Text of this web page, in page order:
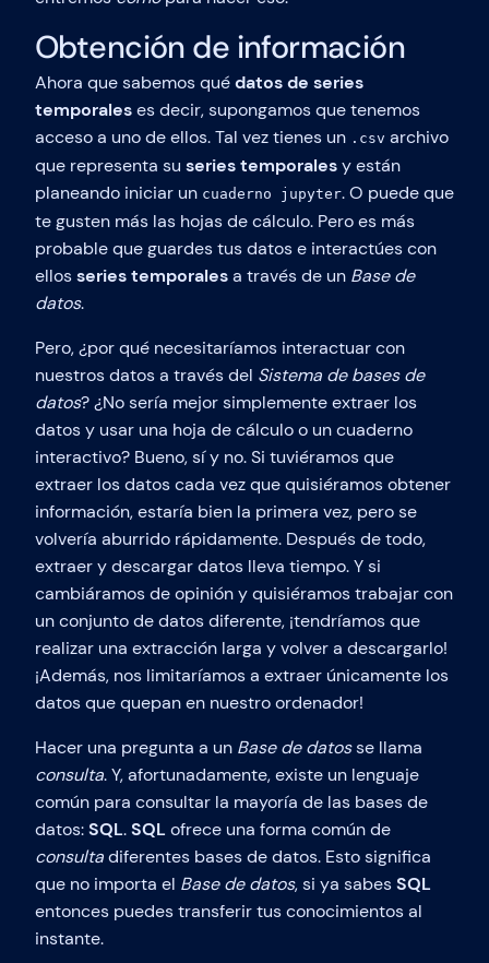
Obtención de información
Ahora que sabemos quédatos de series
temporaleses decir, supongamos que tenemos
acceso a uno de ellos. Tal vez tienes un .csv archivo
que representa su series temporalesy están
planeando iniciar un cuaderno jupyter. O puede que
te gusten más las hojas de cálculo. Pero es más
probable que guardes tus datos e interactúes con
ellosseries temporalesa través de un Base de
datos.
Pero, ¿por qué necesitaríamos interactuar con
nuestros datos a través del Sistema de bases de
datos? ¿No sería mejor simplemente extraer los
datos y usar una hoja de cálculo o un cuaderno
interactivo? Bueno, sí y no. Si tuviéramos que
extraer los datos cada vez que quisiéramos obtener
información, estaría bien la primera vez, pero se
volvería aburrido rápidamente. Después de todo,
extraer y descargar datos lleva tiempo. Y si
cambiáramos de opinión y quisiéramos trabajar con
un conjunto de datos diferente, ¡tendríamos que
realizar una extracción larga y volver a descargarlo!
¡Además, nos limitaríamos a extraer únicamente los
datos que quepan en nuestro ordenador!
Hacer una pregunta a un Base de datosse llama
consulta. Y, afortunadamente, existe un lenguaje
común para consultar la mayoría de las bases de
datos:SQL.SQL ofrece una forma común de
consultadiferentes bases de datos. Esto significa
que no importa el Base de datos, si ya sabesSQL
entonces puedes transferir tus conocimientos al
instante.